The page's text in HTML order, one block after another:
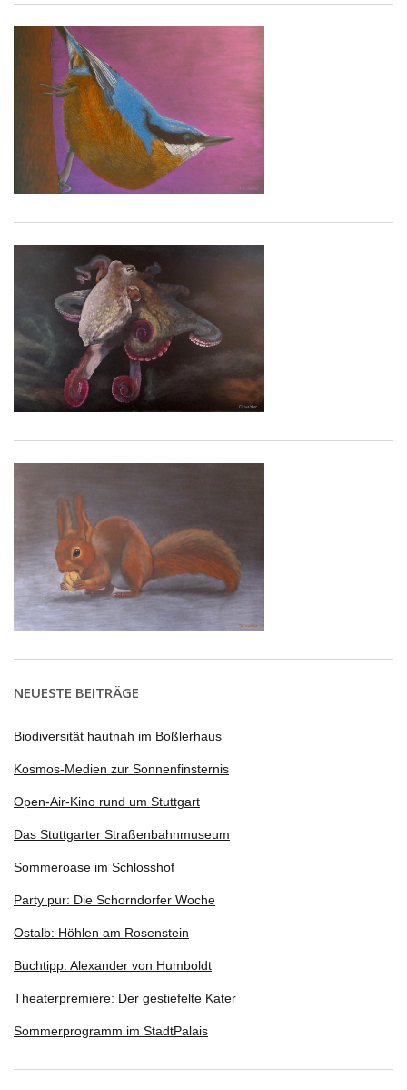
NEUESTE BEITRÄGE
Biodiversität hautnah im Boßlerhaus
Kosmos-Medien zur Sonnenfinsternis
Open-Air-Kino rund um Stuttgart
Das Stuttgarter Straßenbahnmuseum
Sommeroase im Schlosshof
Party pur: Die Schorndorfer Woche
Ostalb: Höhlen am Rosenstein
Buchtipp: Alexander von Humboldt
Theaterpremiere: Der gestiefelte Kater
Sommerprogramm im StadtPalais